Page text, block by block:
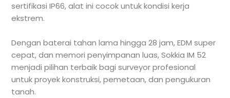
sertifikasi IP66, alat ini cocok untuk kondisi kerja
ekstrem.
Dengan baterai tahan lama hingga 28 jam, EDM super
cepat, dan memori penyimpanan luas, Sokkia IM 52
menjadi pilihan terbaik bagi surveyor profesional
untuk proyek konstruksi, pemetaan, dan pengukuran
tanah.